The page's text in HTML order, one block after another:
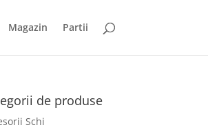
Magazin Partii
de produse
Schi